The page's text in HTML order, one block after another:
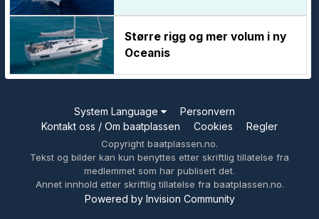
Større rigg og mer volum i ny
Oceanis
System Language
Personvern
Kontakt oss / Om baatplassen
Cookies Regler
Copyright baatplassen.no.
Tekst og bilder kan kun benyttes etter skriftlig tillatelse fra
medlemmet som har publisert det.
Annet innhold etter skriftlig tillatelse fra baatplassen.no.
Powered by Invision Community